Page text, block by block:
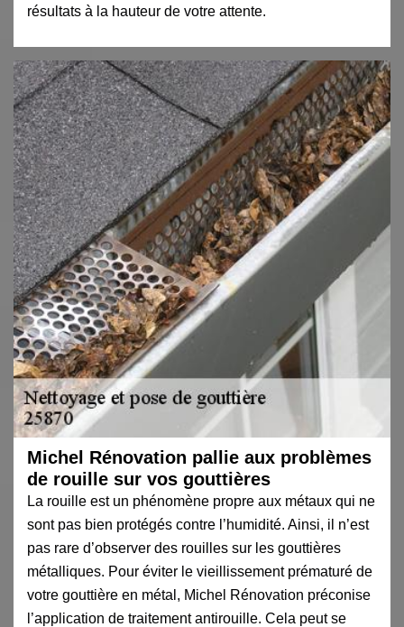
résultats à la hauteur de votre attente.
Michel Rénovation pallie aux problèmes
de rouille sur vos gouttières
La rouille est un phénomène propre aux métaux qui ne
sont pas bien protégés contre l’humidité. Ainsi, il n’est
pas rare d’observer des rouilles sur les gouttières
métalliques. Pour éviter le vieillissement prématuré de
votre gouttière en métal, Michel Rénovation préconise
l’application de traitement antirouille. Cela peut se